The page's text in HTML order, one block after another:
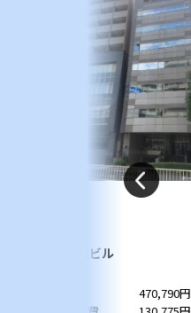
共益ビル
470,790円